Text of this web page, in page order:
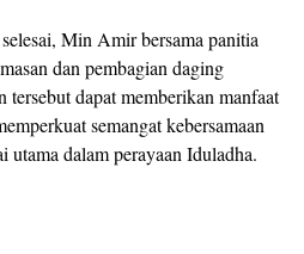
Min Amir bersama panitia
dan pembagian daging
tersebut dapat memberikan manfaat
semangat kebersamaan
utama dalam perayaan Iduladha.